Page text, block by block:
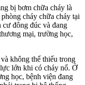
bị bơm chữa cháy là
cháy chữa cháy tại
đông đúc và đang
mại, trường học,
không thể thiếu trong
lớn khi có cháy nổ. Ở
học, bệnh viện đang